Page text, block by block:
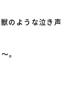
のような泣き声
。